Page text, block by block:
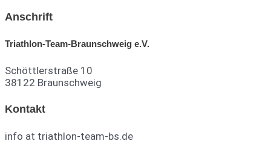
Anschrift
Triathlon-Team-Braunschweig e.V.
Schöttlerstraße 10
38122 Braunschweig
Kontakt
info at triathlon-team-bs.de